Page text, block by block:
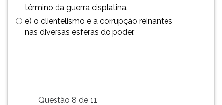
término da guerra cisplatina.
e) o clientelismo e a corrupção reinantes
nas diversas esferas do poder.
Questão 8 de 11